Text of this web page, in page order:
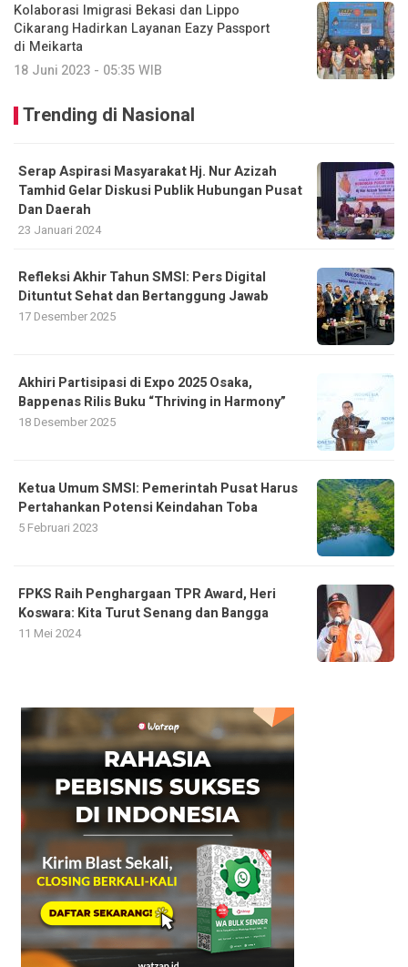
Kolaborasi Imigrasi Bekasi dan Lippo
Cikarang Hadirkan Layanan Eazy Passport
di Meikarta
18 Juni 2023 - 05:35 WIB
Trending di Nasional
Serap Aspirasi Masyarakat Hj. Nur Azizah
Tamhid Gelar Diskusi Publik Hubungan Pusat
Dan Daerah
23 Januari 2024
Refleksi Akhir Tahun SMSI: Pers Digital
Dituntut Sehat dan Bertanggung Jawab
17 Desember 2025
Akhiri Partisipasi di Expo 2025 Osaka,
Bappenas Rilis Buku “Thriving in Harmony”
18 Desember 2025
Ketua Umum SMSI: Pemerintah Pusat Harus
Pertahankan Potensi Keindahan Toba
5 Februari 2023
FPKS Raih Penghargaan TPR Award, Heri
Koswara: Kita Turut Senang dan Bangga
11 Mei 2024